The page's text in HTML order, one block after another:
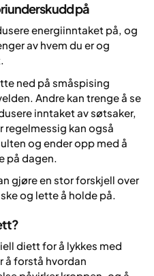
på
energiinntaket på, og
av hvem du er og
ned på småspising
Andre kan trenge å se
inntaket av søtsaker,
regelmessig kan også
og ender opp med å
på dagen.
gjøre en stor forskjell over
og lette å holde på.
diett for å lykkes med
å forstå hvordan